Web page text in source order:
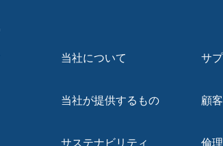
当社について
当社が提供するもの
サステナビリティ
サ
顧
倫